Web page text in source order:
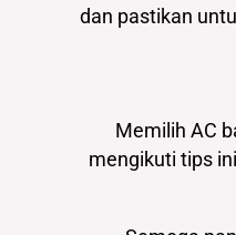
dan pastikan
Memilih AC
mengikuti tips